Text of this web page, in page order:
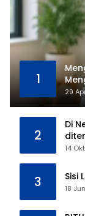
1
29
2
Di
14
3 Sisi
18